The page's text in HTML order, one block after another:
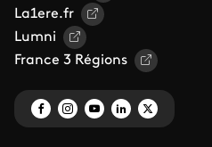
La1ere.fr
Lumni
France 3 Régions